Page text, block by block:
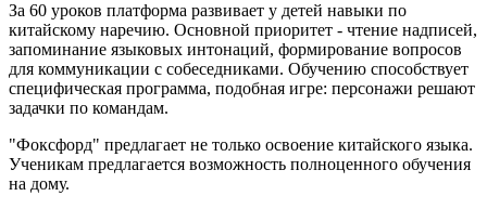
За 60 уроков платформа развивает у детей навыки по
китайскому наречию. Основной приоритет - чтение надписей,
запоминание языковых интонаций, формирование вопросов
для коммуникации с собеседниками. Обучению способствует
специфическая программа, подобная игре: персонажи решают
задачки по командам.
"Фоксфорд" предлагает не только освоение китайского языка.
Ученикам предлагается возможность полноценного обучения
на дому.